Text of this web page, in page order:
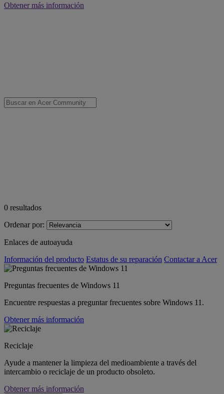
Obtener más información
0 resultados
Ordenar por:
Enlaces de autoayuda
Información del producto Estatus de su reparación Contactar a Acer
Preguntas frecuentes de Windows 11
Encuentre respuestas a preguntar frecuentes sobre Windows 11.
Obtener más información
Reciclaje
Ayude a mantener la limpieza del medioambiente a través del
intercambio o reciclaje de un producto obsoleto.
Obtener más información